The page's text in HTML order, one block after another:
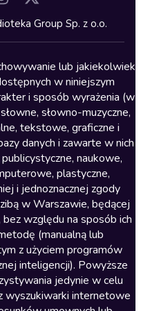
Group Sp. z o.o.
lub jakiekolwiek
w niniejszym
i sposób wyrażenia (w
słowno-muzyczne,
tekstowe, graficzne i
danych i zawarte w nich
naukowe,
plastyczne,
i jednoznacznej zgody
w Warszawie, będącej
względu na sposób ich
(manualną lub
z użyciem programów
inteligencji). Powyższe
jedynie w celu
wyszukiwarki internetowe